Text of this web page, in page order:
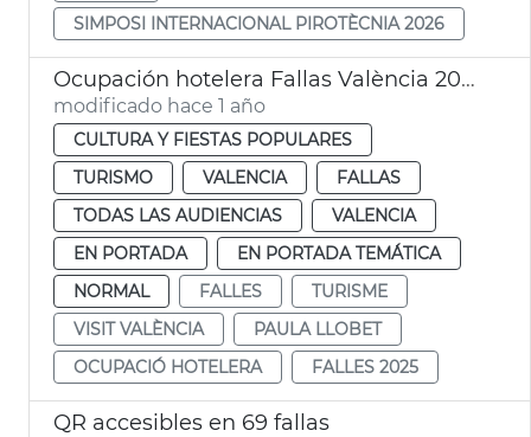
SIMPOSI INTERNACIONAL PIROTÈCNIA 2026
Ocupación hotelera Fallas València 2025
modificado hace 1 año
CULTURA Y FIESTAS POPULARES
TURISMO
VALENCIA
FALLAS
TODAS LAS AUDIENCIAS
VALENCIA
EN PORTADA
EN PORTADA TEMÁTICA
NORMAL
FALLES
TURISME
VISIT VALÈNCIA
PAULA LLOBET
OCUPACIÓ HOTELERA
FALLES 2025
QR accesibles en 69 fallas